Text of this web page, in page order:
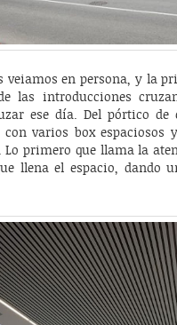
veiamos en persona, y la
de las introducciones
ese día. Del pórtico
varios box espaciosos
primero que llama la
llena el espacio, dando